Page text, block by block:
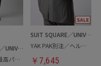
SUIT SQUARE／UNIVERSAL LANGUAGE
春夏／涼しい最高パンツ
SUIT SQUARE／UNIVERSAL LANGUAGE
YAK PAK別注／ヘルメットバッグ
￥ 7,645